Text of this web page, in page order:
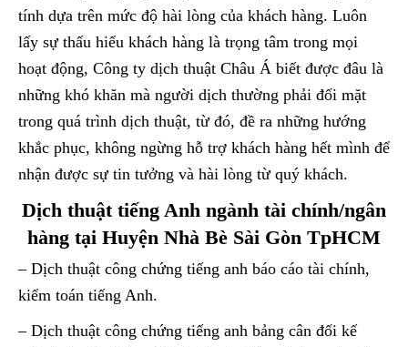
tính dựa trên mức độ hài lòng của khách hàng. Luôn
lấy sự thấu hiểu khách hàng là trọng tâm trong mọi
hoạt động, Công ty dịch thuật Châu Á biết được đâu là
những khó khăn mà người dịch thường phải đối mặt
trong quá trình dịch thuật, từ đó, đề ra những hướng
khắc phục, không ngừng hỗ trợ khách hàng hết mình để
nhận được sự tin tưởng và hài lòng từ quý khách.
Dịch thuật tiếng Anh ngành tài chính/ngân
hàng tại Huyện Nhà Bè Sài Gòn TpHCM
– Dịch thuật công chứng tiếng anh báo cáo tài chính,
kiểm toán tiếng Anh.
– Dịch thuật công chứng tiếng anh bảng cân đối kế